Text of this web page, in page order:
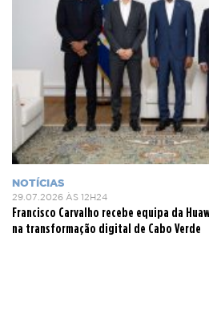
NOTÍCIAS
29.07.2026 ÀS 12H24
Francisco Carvalho recebe equipa da
na transformação digital de Cabo Verde